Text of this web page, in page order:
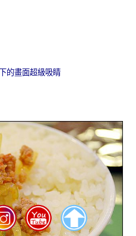
的畫面超級吸睛